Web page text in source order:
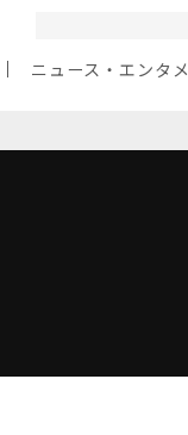
ニュース・エンタメ